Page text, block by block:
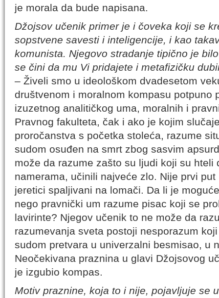
je morala da bude napisana.
Džojsov učenik primer je i čoveka koji se
sopstvene savesti i inteligencije, i kao
komunista. Njegovo stradanje tipično je
se čini da mu Vi pridajete i metafizičku
– Živeli smo u ideološkom dvadesetom
društvenom i moralnom kompasu potpuno
izuzetnog analitičkog uma, moralnih i
Pravnog fakulteta, čak i ako je kojim
proročanstva s početka stoleća, razume
sudom osuđen na smrt zbog sasvim
može da razume zašto su ljudi koji su hteli
namerama, učinili najveće zlo. Nije prvi
jeretici spaljivani na lomači. Da li je
nego pravnički um razume pisac koji se
lavirinte? Njegov učenik to ne može da
razumevanja sveta postoji nesporazum
sudom pretvara u univerzalni besmisao, u
Neočekivana praznina u glavi Džojsovog
je izgubio kompas.
Motiv praznine, koja to i nije, pojavljuje se